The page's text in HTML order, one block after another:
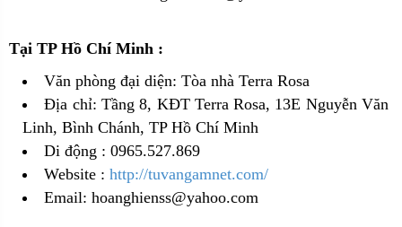
Tại TP Hồ Chí Minh :
Văn phòng đại diện: Tòa nhà Terra Rosa
Địa chỉ: Tầng 8, KĐT Terra Rosa, 13E Nguyễn Văn
Linh, Bình Chánh, TP Hồ Chí Minh
Di động : 0965.527.869
Website : http://tuvangamnet.com/
Email: hoanghienss@yahoo.com